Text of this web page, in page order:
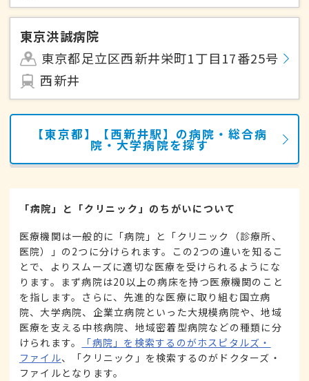
東京洪誠病院
東京都足立区西新井栄町1丁目17番25号
西新井
【東京都】【西新井駅】の病院・総合病
院・大学病院を探す
「病院」と「クリニック」のちがいについて
医療機関は一般的に「病院」と「クリニック（診療所、
医院）」の2つに分けられます。この2つの違いを知るこ
とで、よりスムーズに適切な医療を受けられるようにな
ります。まず病院は20以上の病床を持つ医療機関のこと
を指します。さらに、先進的な医療に取り組む国立病
院、大学病院、企業立病院といった大規模病院や、地域
医療を支える中核病院、地域密着型病院などの種類に分
けられます。
「病院」を検索するのがホスピタルズ・
ファイル、「クリニック」を検索するのがドクターズ・
ファイルとなります。